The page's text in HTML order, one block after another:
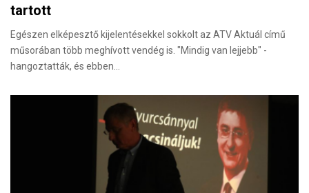
tartott
Egészen elképesztő kijelentésekkel sokkolt az ATV Aktuál című
műsorában több meghívott vendég is. "Mindig van lejjebb" -
hangoztatták, és ebben…